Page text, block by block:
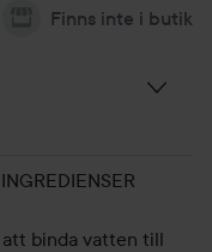
Finns inte i butik
INGREDIENSER
att binda vatten till